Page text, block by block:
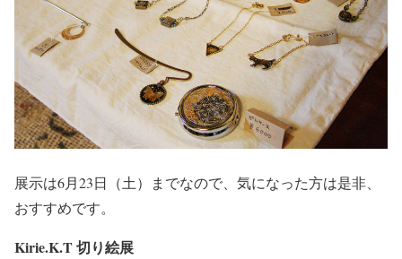
展示は6月23日（土）までなので、気になった方は是非、
おすすめです。
Kirie.K.T 切り絵展